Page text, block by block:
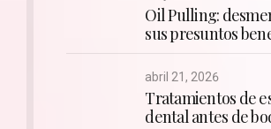
Oil Pulling:
sus presuntos
abril 21, 2026
Tratamientos de
dental antes de